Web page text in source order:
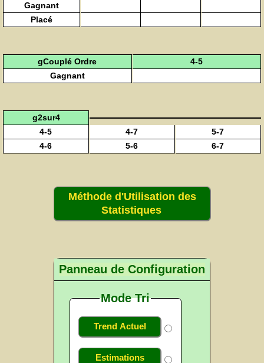
Gagnant
Placé
gCouplé Ordre
4-5
Gagnant
g2sur4
4-5
4-7
5-7
4-6
5-6 6-7
Méthode d'Utilisation des
Statistiques
Panneau de Configuration
Mode Tri
Trend Actuel
Estimations